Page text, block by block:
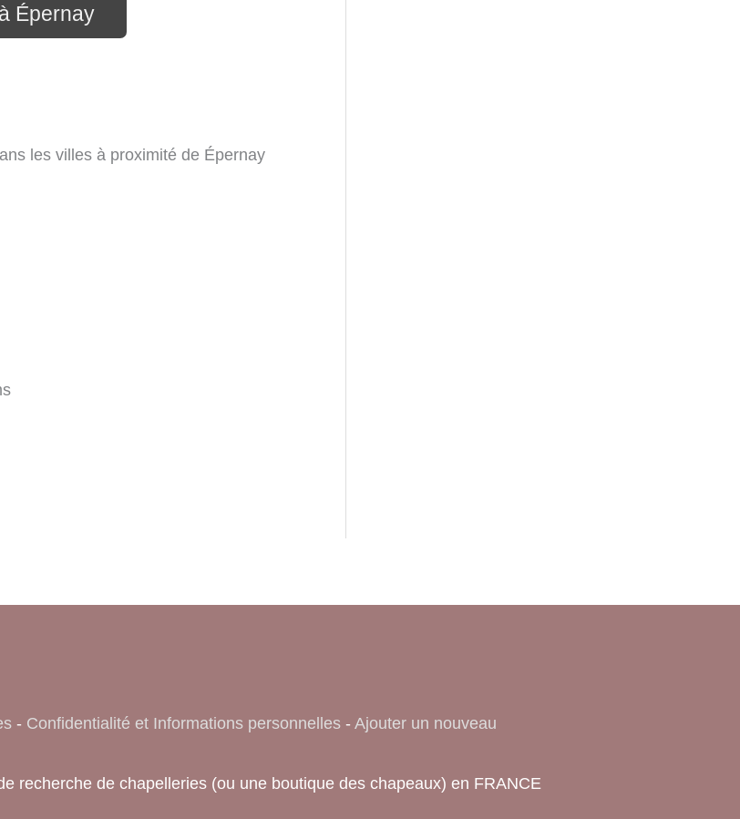
Épernay
les villes à proximité de Épernay
- Confidentialité et Informations personnelles- Ajouter un nouveau
recherche de chapelleries (ou une boutique des chapeaux) en FRANCE